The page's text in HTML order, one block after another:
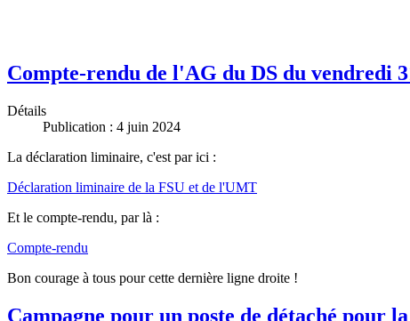
Compte-rendu de l'AG du DS du vendredi
Détails
Publication : 4 juin 2024
La déclaration liminaire, c'est par ici :
Déclaration liminaire de la FSU et de l'UMT
Et le compte-rendu, par là :
Compte-rendu
Bon courage à tous pour cette dernière ligne droite !
Campagne pour un poste de détaché pour